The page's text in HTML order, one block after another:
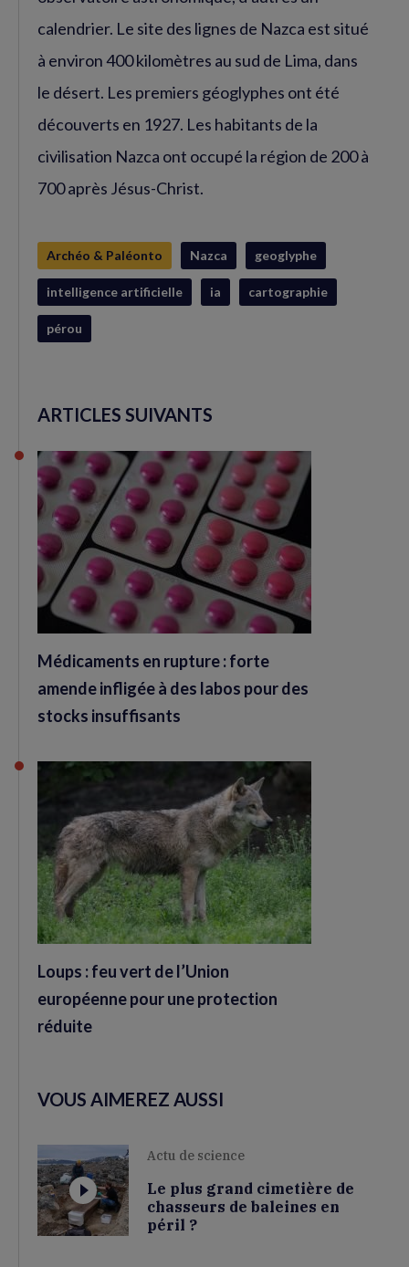
calendrier. Le site des lignes de Nazca est situé
à environ 400 kilomètres au sud de Lima, dans
le désert. Les premiers géoglyphes ont été
découverts en 1927. Les habitants de la
civilisation Nazca ont occupé la région de 200 à
700 après Jésus-Christ.
Archéo & Paléonto Nazca geoglyphe
intelligence artificielle ia cartographie
pérou
ARTICLES SUIVANTS
Médicaments en rupture : forte
amende infligée à des labos pour des
stocks insuffisants
Loups : feu vert de l’Union
européenne pour une protection
réduite
VOUS AIMEREZ AUSSI
Actu de science
Le plus grand cimetière de
chasseurs de baleines en
péril ?